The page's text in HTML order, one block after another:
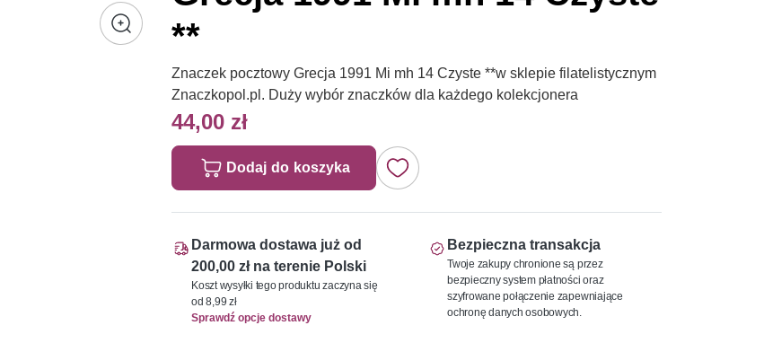
**
Znaczek pocztowy Grecja 1991 Mi mh 14 Czyste **w sklepie filatelistycznym
Znaczkopol.pl. Duży wybór znaczków dla każdego kolekcjonera
44,00 zł
Dodaj do koszyka
Darmowa dostawa już od
200,00 zł na terenie Polski
Koszt wysyłki tego produktu zaczyna się
od 8,99 zł
Sprawdź opcje dostawy
Bezpieczna transakcja
Twoje zakupy chronione są przez
bezpieczny system płatności oraz
szyfrowane połączenie zapewniające
ochronę danych osobowych.